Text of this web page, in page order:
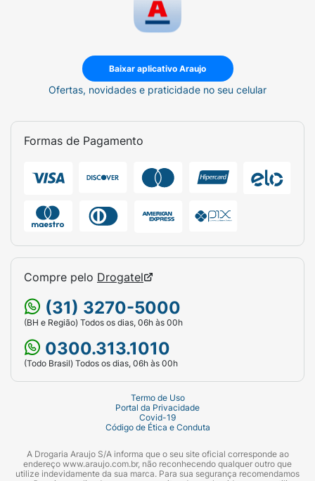
Baixar aplicativo Araujo
Ofertas, novidades e praticidade no seu celular
Formas de Pagamento
Compre pelo Drogatel
(31) 3270-5000
(BH e Região) Todos os dias, 06h às 00h
0300.313.1010
(Todo Brasil) Todos os dias, 06h às 00h
Termo de Uso
Portal da Privacidade
Covid-19
Código de Ética e Conduta
A Drogaria Araujo S/A informa que o seu site oficial corresponde ao
endereço www.araujo.com.br, não reconhecendo qualquer outro que
utilize indevidamente da sua marca. Para sua segurança recomendamos